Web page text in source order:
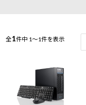
全1件中 1～1件を表示